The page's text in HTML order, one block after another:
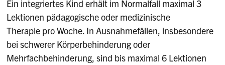
Ein integriertes Kind erhält im Normalfall maximal 3
Lektionen pädagogische oder medizinische
Therapie pro Woche. In Ausnahmefällen, insbesondere
bei schwerer Körperbehinderung oder
Mehrfachbehinderung, sind bis maximal 6 Lektionen